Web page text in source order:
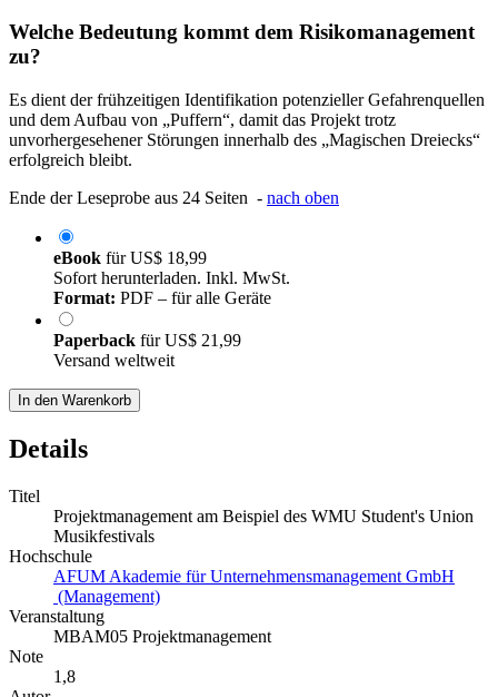
Welche Bedeutung kommt dem Risikomanagement
zu?
Es dient der frühzeitigen Identifikation potenzieller Gefahrenquellen
und dem Aufbau von „Puffern“, damit das Projekt trotz
unvorhergesehener Störungen innerhalb des „Magischen Dreiecks“
erfolgreich bleibt.
Ende der Leseprobe aus 24 Seiten - nach oben
eBook fürUS$ 18,99
Sofort herunterladen. Inkl. MwSt.
Format: PDF – für alle Geräte
Paperback fürUS$ 21,99
Versand weltweit
In den Warenkorb
Details
Titel
Projektmanagement am Beispiel des WMU Student's Union
Musikfestivals
Hochschule
AFUM Akademie für Unternehmensmanagement GmbH
(Management)
Veranstaltung
MBAM05 Projektmanagement
Note
1,8